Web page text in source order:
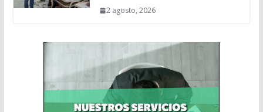
2 agosto, 2026